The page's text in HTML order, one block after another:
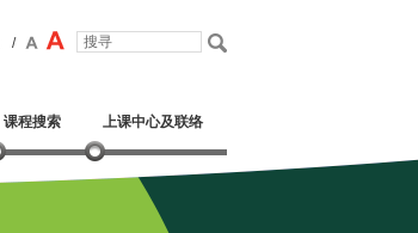
/
课程搜索 上课中心及联络